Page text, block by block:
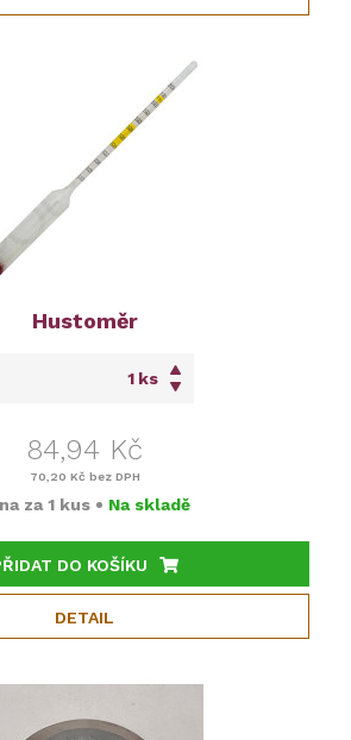
Hustoměr
ks
84,94 Kč
70,20 Kč bez DPH
za 1 kus • Na skladě
DO KOŠÍKU
DETAIL